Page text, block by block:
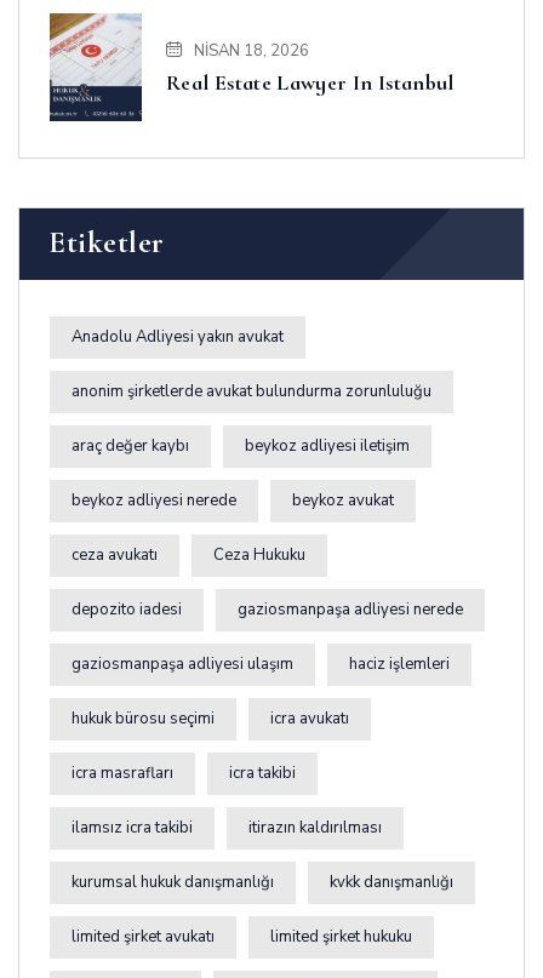
NISAN 18, 2026
Real Estate Lawyer In Istanbul
Etiketler
Anadolu Adliyesi yakın avukat
anonim şirketlerde avukat bulundurma zorunluluğu
araç değer kaybı beykoz adliyesi iletişim
beykoz adliyesi nerede beykoz avukat
ceza avukatı Ceza Hukuku
depozito iadesi gaziosmanpaşa adliyesi nerede
gaziosmanpaşa adliyesi ulaşım haciz işlemleri
hukuk bürosu seçimi icra avukatı
icra masrafları icra takibi
ilamsız icra takibi itirazın kaldırılması
kurumsal hukuk danışmanlığı kvkk danışmanlığı
limited şirket avukatı limited şirket hukuku